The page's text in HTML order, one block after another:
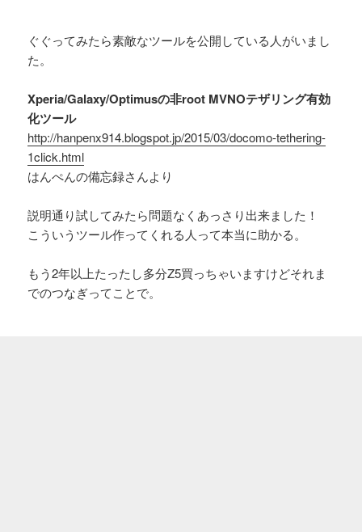
ぐぐってみたら素敵なツールを公開している人がいまし
た。
Xperia/Galaxy/Optimusの非root MVNOテザリング有効
化ツール
http://hanpenx914.blogspot.jp/2015/03/docomo-tethering-
1click.html
はんぺんの備忘録さんより
説明通り試してみたら問題なくあっさり出来ました！
こういうツール作ってくれる人って本当に助かる。
もう2年以上たったし多分Z5買っちゃいますけどそれま
でのつなぎってことで。